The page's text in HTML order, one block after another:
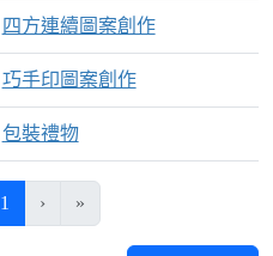
四方連續圖案創作
巧手印圖案創作
包裝禮物
1 (目前頁次)
› »